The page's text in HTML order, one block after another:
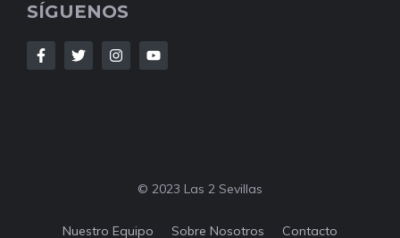
SÍGUENOS
© 2023 Las 2 Sevillas
Nuestro Equipo Sobre Nosotros Contacto